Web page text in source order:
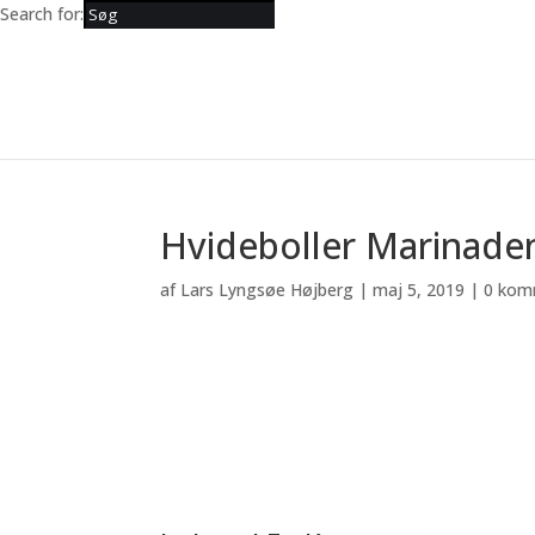
Search for:
Hvideboller
af Lars Lyngsøe Højberg |maj 5, 2019 |0